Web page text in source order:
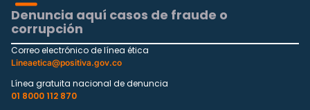
Denuncia aquí casos de fraude o
corrupción
Correo electrónico de línea ética
Lineaetica@positiva.gov.co
Línea gratuita nacional de denuncia
01 8000 112 870